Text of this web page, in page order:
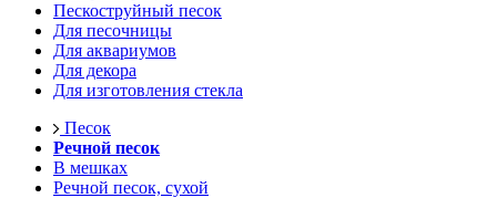
Пескоструйный песок
Для песочницы
Для аквариумов
Для декора
Для изготовления стекла
Песок
Речной песок
В мешках
Речной песок, сухой